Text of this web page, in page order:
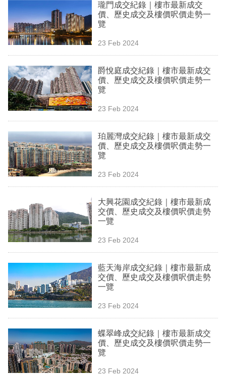
職
場
生
時
事
欄
訂
閱
瓏門成交紀錄｜樓市最新成交
價、歷史成交及樓價呎價走勢一
覽
23 Feb 2024
爵悅庭成交紀錄｜樓市最新成交
價、歷史成交及樓價呎價走勢一
覽
23 Feb 2024
珀麗灣成交紀錄｜樓市最新成交
價、歷史成交及樓價呎價走勢一
覽
23 Feb 2024
大興花園成交紀錄｜樓市最新成
交價、歷史成交及樓價呎價走勢
一覽
23 Feb 2024
藍天海岸成交紀錄｜樓市最新成
交價、歷史成交及樓價呎價走勢
一覽
23 Feb 2024
蝶翠峰成交紀錄｜樓市最新成交
價、歷史成交及樓價呎價走勢一
覽
23 Feb 2024